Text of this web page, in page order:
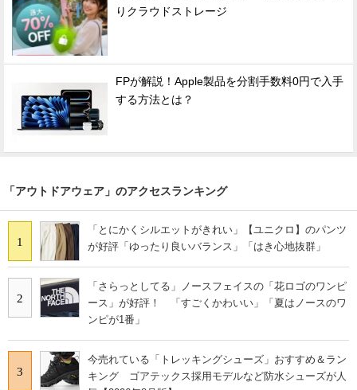
りクラウドストレージ
FPが解説！Apple製品を分割手数料0円で入手
する方法とは？
「アウトドアウェア」のアクセスランキング
1
「とにかくシルエットがきれい」【ユニクロ】のパンツ
が好評「ゆったり良いバランス」「はき心地抜群」
2
「さらっとしてる」ノースフェイスの「花ロゴのワンピ
ース」が好評！ 「すごくかわいい」「夏はノースのワ
ンピが1番」
3
今売れている「トレッキングシューズ」おすすめ＆ラン
キング ゴアテックス採用モデルなど防水シューズが人